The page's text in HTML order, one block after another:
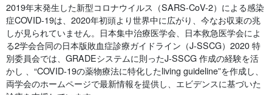
2019年末発生した新型コロナウイルス（SARS-CoV-2）による感染
症COVID-19は、2020年初頭より世界中に広がり、今なお収束の兆
しが見られていません。日本集中治療医学会、日本救急医学会によ
る2学会合同の日本版敗血症診療ガイドライン（J-SSCG）2020 特
別委員会では、GRADEシステムに則ったJ-SSCG 作成の経験を活
かし 、“COVID-19の薬物療法に特化したliving guideline”を作成し、
両学会のホームページで最新情報を提供し、エビデンスに基づいた